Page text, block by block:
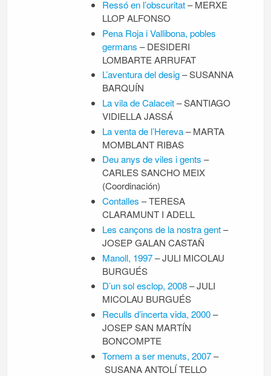
Ressó en l’obscuritat– MERXE
LLOP ALFONSO
Pena Roja i Vallibona, pobles
germans – DESIDERI
LOMBARTE ARRUFAT
L’aventura del desig– SUSANNA
BARQUÍN
La vila de Calaceit– SANTIAGO
VIDIELLA JASSÁ
La venta de l’Hereva– MARTA
MOMBLANT RIBAS
Deu anys de viles i gents –
CARLES SANCHO MEIX
(Coordinación)
Contalles – TERESA
CLARAMUNT I ADELL
Les cançons de la nostra gent–
JOSEP GALAN CASTAÑ
Manoll, 1997– JULI MICOLAU
BURGUÉS
D’un sol esclop, 2008– JULI
MICOLAU BURGUÉS
Reculls d’incerta vida, 2000–
JOSEP SAN MARTÍN
BONCOMPTE
Tornem a ser menuts, 2007–
SUSANA ANTOLÍ TELLO